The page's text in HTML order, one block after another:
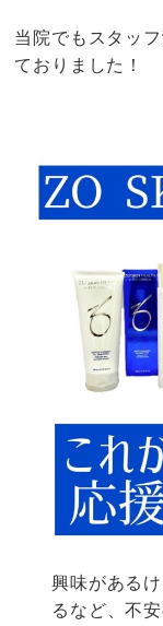
当院でもスタッフ
ておりました！
興味がある
るなど、不